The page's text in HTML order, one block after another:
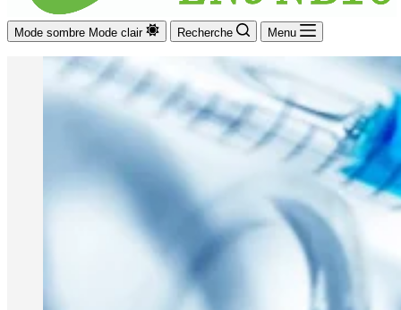
Mode sombre Mode clair Recherche Menu